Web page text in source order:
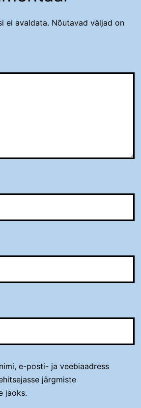
ei avaldata. Nõutavad väljad on
e-posti- ja veebiaadress
järgmiste
jaoks.